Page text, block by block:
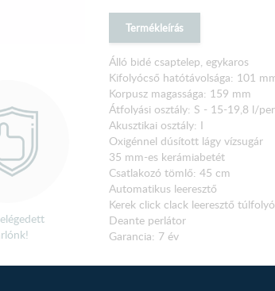
Termékleírás
Álló bidé csaptelep, egykaros
Kifolyócső hatótávolsága: 101
Korpusz magassága: 159 mm
Átfolyási osztály: S - 15-19,8 l/
Akusztikai osztály: I
Oxigénnel dúsított lágy vízsugár
35 mm-es kerámiabetét
Csatlakozó tömlő: 45 cm
Automatikus leeresztő
Kerek click clack leeresztő
Deante perlátor
Garancia: 7 év